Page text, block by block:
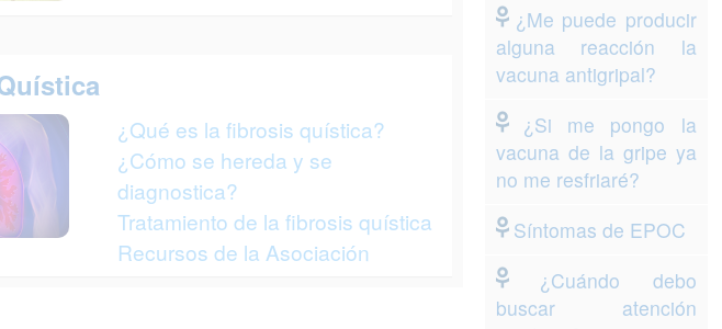
¿Qué es la fibrosis quística?
¿Cómo se hereda y se
diagnostica?
Tratamiento de la fibrosis quística
Recursos de la Asociación
¿Me puede producir
alguna reacción la
vacuna antigripal?
¿Si me pongo la
vacuna de la gripe ya
no me resfriaré?
Síntomas de EPOC
¿Cuándo debo
buscar atención